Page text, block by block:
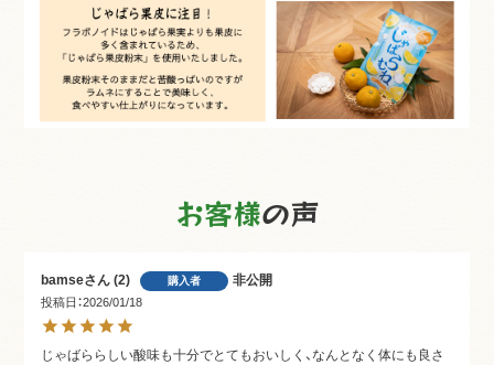
お客様の声
bamse 2 購入者 非公開
投稿日 2026/01/18
じゃばららしい酸味も十分でとてもおいしく、なんとなく体にも良さ